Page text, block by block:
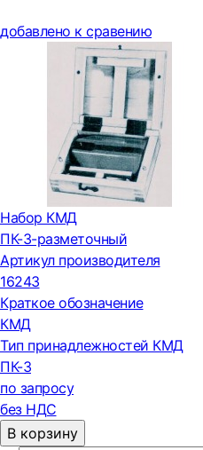
добавлено к сравению
Набор КМД
ПК-3-разметочный
Артикул производителя
16243
Краткое обозначение
КМД
Тип принадлежностей КМД
ПК-3
по запросу
без НДС
В корзину